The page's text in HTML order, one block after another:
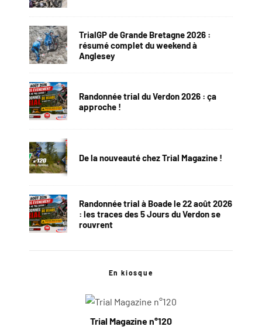
TrialGP de Grande Bretagne 2026 :
résumé complet du weekend à
Anglesey
Randonnée trial du Verdon 2026 : ça
approche !
De la nouveauté chez Trial Magazine !
Randonnée trial à Boade le 22 août 2026
: les traces des 5 Jours du Verdon se
rouvrent
En kiosque
Trial Magazine n°120